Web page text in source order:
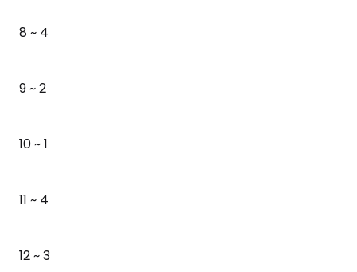
8 ~ 4
9 ~ 2
10 ~ 1
11 ~ 4
12 ~ 3